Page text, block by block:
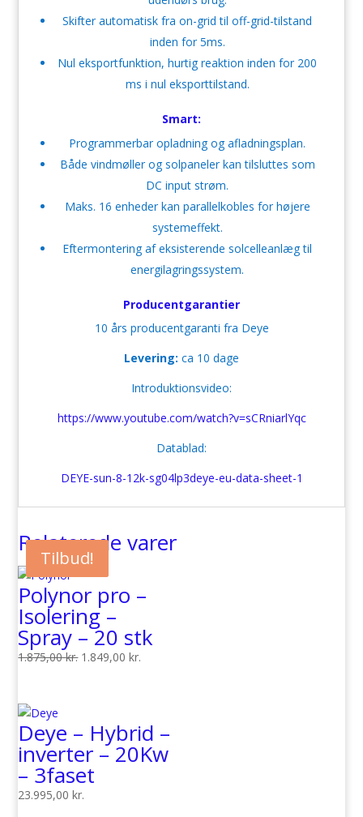
Skifter automatisk fra on-grid til off-grid-tilstand
inden for 5ms.
Nul eksportfunktion, hurtig reaktion inden for 200
ms i nul eksporttilstand.
Smart:
Programmerbar opladning og afladningsplan.
Både vindmøller og solpaneler kan tilsluttes som
DC input strøm.
Maks. 16 enheder kan parallelkobles for højere
systemeffekt.
Eftermontering af eksisterende solcelleanlæg til
energilagringssystem.
Producentgarantier
10 års producentgaranti fra Deye
Levering: ca 10 dage
Introduktionsvideo:
https://www.youtube.com/watch?v=sCRniarlYqc
Datablad:
DEYE-sun-8-12k-sg04lp3deye-eu-data-sheet-1
Relaterede varer
Tilbud!
Polynor pro –
Isolering –
Spray – 20 stk
1.875,00kr. Den
1.875,00 kr..
1.849,00kr.
1.849,00 kr..
Deye – Hybrid –
inverter – 20Kw
– 3faset
23.995,00kr.
Tilbud!